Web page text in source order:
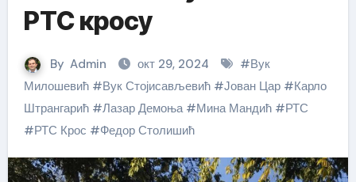
РТС кросу
By Admin окт 29, 2024 #Вук
Милошевић#Вук Стојисављевић#Јован Цар#Карло
Штрангарић#Лазар Демоња#Мина Мандић#РТС
#РТС Крос #Федор Столишић